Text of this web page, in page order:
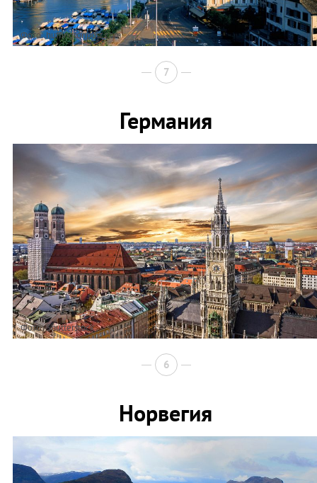
Фото: huffingtonpost.com
7
Германия
Фото: Shutterstock
6
Норвегия